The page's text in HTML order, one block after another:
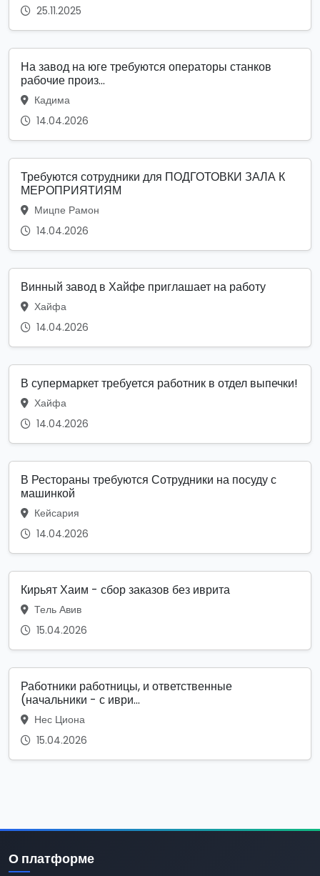
25.11.2025
На завод на юге требуются операторы станков
рабочие произ...
Кадима
14.04.2026
Требуются сотрудники для ПОДГОТОВКИ ЗАЛА К
МЕРОПРИЯТИЯМ
Мицпе Рамон
14.04.2026
Винный завод в Хайфе приглашает на работу
Хайфа
14.04.2026
В супермаркет требуется работник в отдел выпечки!
Хайфа
14.04.2026
В Рестораны требуются Сотрудники на посуду с
машинкой
Кейсария
14.04.2026
Кирьят Хаим - сбор заказов без иврита
Тель Авив
15.04.2026
Работники работницы, и ответственные
(начальники - с иври...
Нес Циона
15.04.2026
О платформе